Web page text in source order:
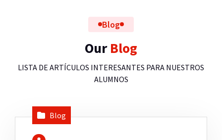
Blog
Our Blog
LISTA DE ARTÍCULOS INTERESANTES PARA NUESTROS
ALUMNOS
Blog